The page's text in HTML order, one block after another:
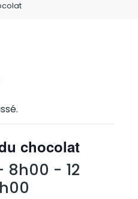
chocolat
8h00 - 12